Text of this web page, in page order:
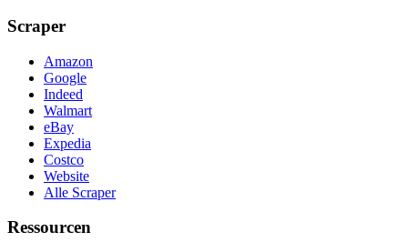
Scraper
Amazon
Google
Indeed
Walmart
eBay
Expedia
Costco
Website
Alle Scraper
Ressourcen